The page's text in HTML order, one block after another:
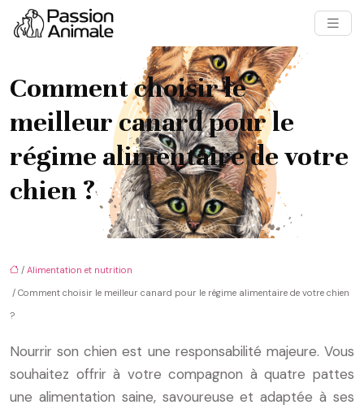
Comment choisir le
meilleur canard pour le
régime alimentaire de votre
chien ?
/ Alimentation et nutrition
/ Comment choisir le meilleur canard pour le régime alimentaire de votre chien
?
Nourrir son chien est une responsabilité majeure. Vous
souhaitez offrir à votre compagnon à quatre pattes
une alimentation saine, savoureuse et adaptée à ses